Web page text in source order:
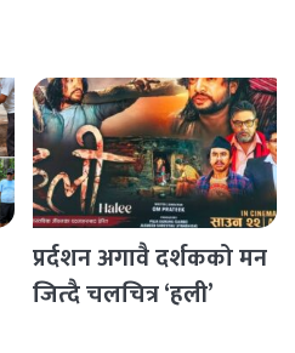
प्रर्दशन अगावै दर्शकको मन
जित्दै चलचित्र ‘हली’